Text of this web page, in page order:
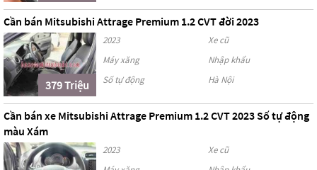
Cần bán Mitsubishi Attrage Premium 1.2 CVT đời 2023
379 Triệu
2023
Xe cũ
Máy xăng
Nhập khẩu
Số tự động
Hà Nội
Cần bán xe Mitsubishi Attrage Premium 1.2 CVT 2023 Số tự động
màu Xám
2023
Xe cũ